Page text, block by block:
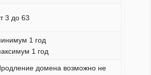
3 до 63
1 год
1 год
домена возможно не